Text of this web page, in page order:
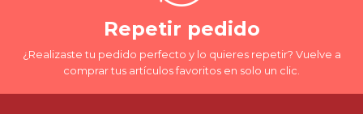
Repetir pedido
¿Realizaste tu pedido perfecto y lo quieres repetir? Vuelve a
comprar tus artículos favoritos en solo un clic.